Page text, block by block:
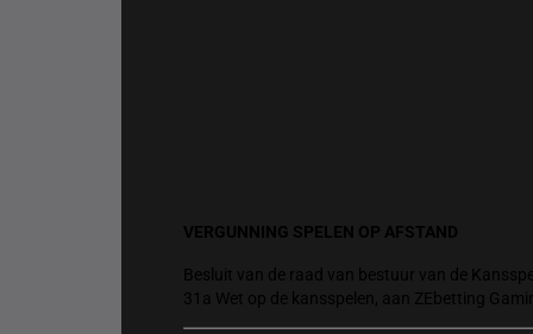
VERGUNNING SPELEN OP AFSTAND
Besluit van de raad van bestuur van de
31a Wet op de kansspelen, aan ZEbetting